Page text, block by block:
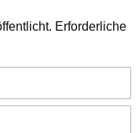
Erforderliche